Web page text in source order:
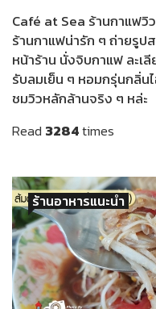
Café at Sea ร้านกาแฟวิ
ร้านกาแฟน่ารัก ๆ ถ่ายรูป
หน้าร้าน นั่งจิบกาแฟ ละเ
รับลมเย็น ๆ หอมกรุ่นกลิ่น
ชมวิวหลักล้านจริง ๆ หล่ะ
Read 3284times
ร้านอาหารแนะนำ